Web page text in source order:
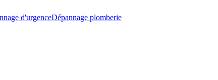
d'urgenceDépannage plomberie